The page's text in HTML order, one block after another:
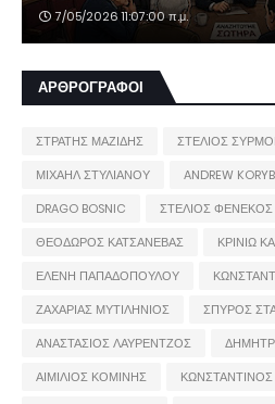
7/05/2026 11:07:00 π.μ.
ΑΡΘΡΟΓΡΑΦΟΙ
ΣΤΡΑΤΗΣ ΜΑΖΙΔΗΣ ΣΤΕΛΙΟΣ
ΜΙΧΑΗΛ ΣΤΥΛΙΑΝΟΥ
ANDREW
DRAGO BOSNIC
ΣΤΕΛΙΟΣ ΦΕΝΕΚΟΣ
ΘΕΟΔΩΡΟΣ ΚΑΤΣΑΝΕΒΑΣ
ΚΡΙΝΙΩ
ΕΛΕΝΗ ΠΑΠΑΔΟΠΟΥΛΟΥ
ΖΑΧΑΡΙΑΣ ΜΥΤΙΛΗΝΙΟΣ
ΣΠΥΡΟΣ
ΑΝΑΣΤΑΣΙΟΣ ΛΑΥΡΕΝΤΖΟΣ
ΑΙΜΙΛΙΟΣ ΚΟΜΙΝΗΣ